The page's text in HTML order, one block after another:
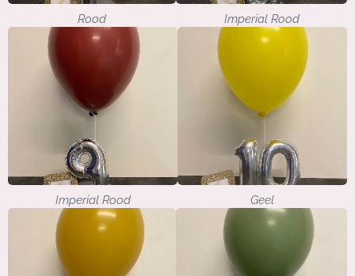
Rood Imperial Rood
Imperial Rood Geel